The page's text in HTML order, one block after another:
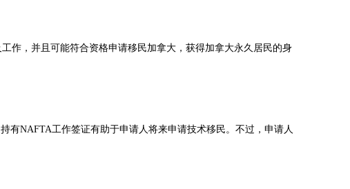
，并且可能符合资格申请移民加拿大，获得加拿大永久居民的身
NAFTA工作签证有助于申请人将来申请技术移民。不过，申请人